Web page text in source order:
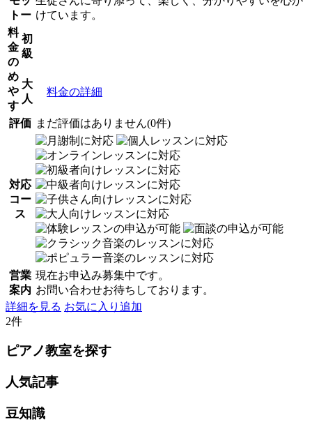
トー けています。
料
金
の
め
や
す
初
級
大
人
料金の詳細
評価 まだ評価はありません(0件)
対応
コー
ス
営業
案内
現在お申込み募集中です。
お問い合わせお待ちしております。
詳細を見る お気に入り追加
2件
ピアノ教室を探す
人気記事
豆知識